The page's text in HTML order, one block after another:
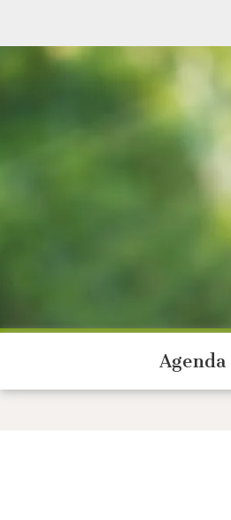
Agenda